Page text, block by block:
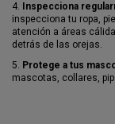
4.
Inspecciona
inspecciona tu ropa,
atención a áreas
detrás de las orejas.
5. Protege a tus
mascotas, collares,